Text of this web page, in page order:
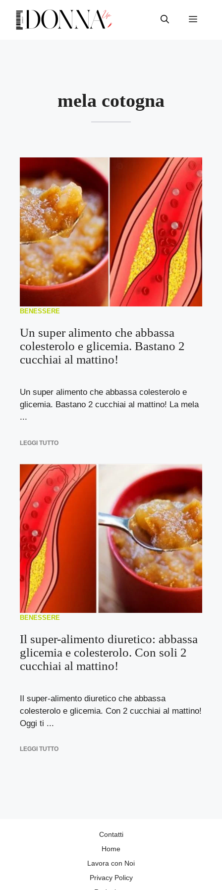
contenuto
Menu
mela cotogna
BENESSERE
Un super alimento che abbassa
colesterolo e glicemia. Bastano 2
cucchiai al mattino!
Un super alimento che abbassa colesterolo e
glicemia. Bastano 2 cucchiai al mattino! La mela
...
LEGGI TUTTO
BENESSERE
Il super-alimento diuretico: abbassa
glicemia e colesterolo. Con soli 2
cucchiai al mattino!
Il super-alimento diuretico che abbassa
colesterolo e glicemia. Con 2 cucchiai al mattino!
Oggi ti ...
LEGGI TUTTO
Contatti
Home
Lavora con Noi
Privacy Policy